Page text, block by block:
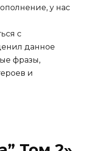
у нас
с
данное
фразы,
и